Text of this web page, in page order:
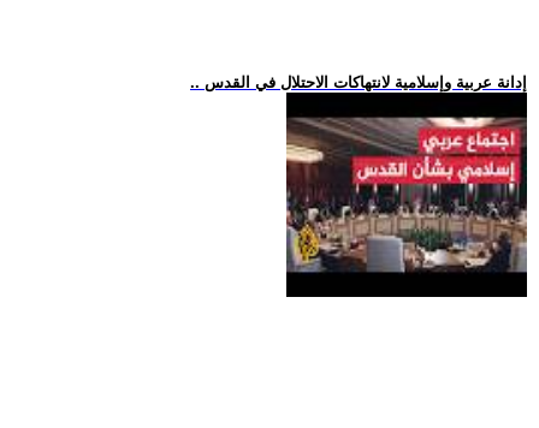
.. إدانة عربية وإسلامية لانتهاكات الاحتلال في القدس